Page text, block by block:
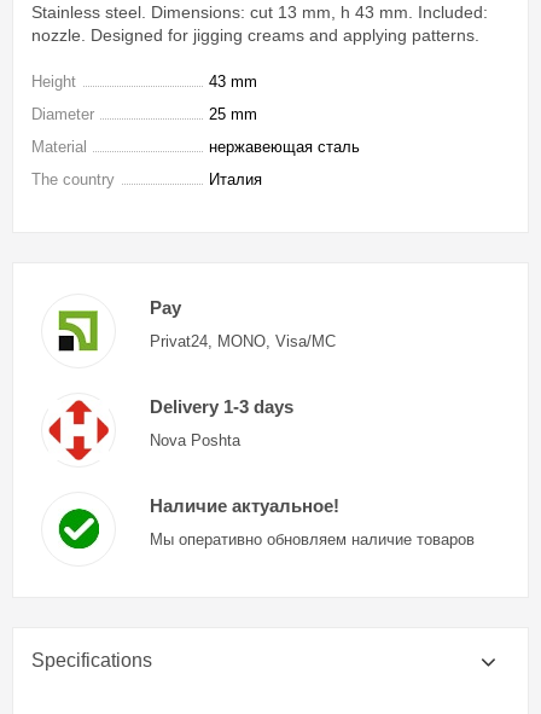
Stainless steel. Dimensions: cut 13 mm, h 43 mm. Included:
nozzle. Designed for jigging creams and applying patterns.
Height
43 mm
Diameter
25 mm
Material
нержавеющая сталь
The country
Италия
Pay
Privat24, MONO, Visa/MC
Delivery 1-3 days
Nova Poshta
Наличие актуальное!
Мы оперативно обновляем наличие товаров
Specifications